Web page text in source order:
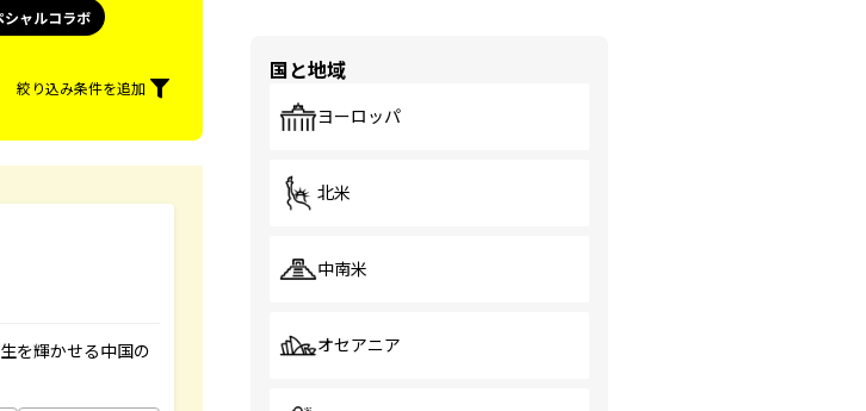
シャルコラボ
絞り込み条件を追加
を輝かせる中国の
国と地域
ヨーロッパ
北米
中南米
オセアニア